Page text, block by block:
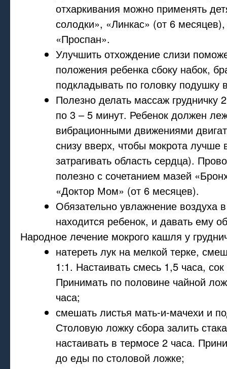
отхаркивания можно применять
солодки», «Линкас» (от 6
«Проспан».
Улучшить отхождение слизи
положения ребенка сбоку набок,
подкладывать по головку подушку
Полезно делать массаж грудничку
по 3 – 5 минут. Ребенок должен
вибрационными движениями
снизу вверх, чтобы мокрота лучше
затрагивать область сердца).
полезно с сочетанием мазей
«Доктор Мом» (от 6 месяцев).
Обязательно увлажнение воздуха
находится ребенок, и давать ему
Народное лечение мокрого кашля у
натереть лук на мелкой терке,
1:1. Настаивать смесь 1,5 часа,
Принимать по половине чайной
часа;
смешать листья мать-и-мачехи и
Столовую ложку сбора залить
настаивать в термосе 2 часа.
до еды по столовой ложке;